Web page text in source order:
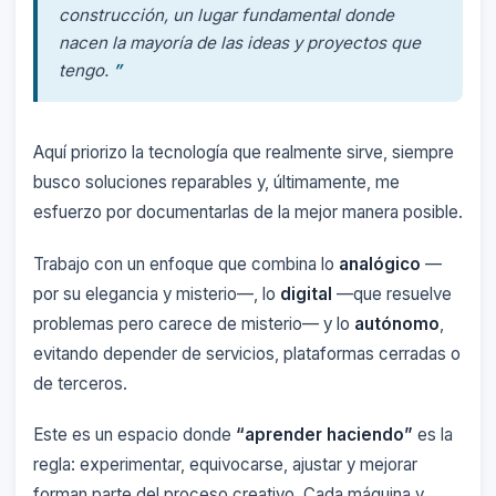
construcción, un lugar fundamental donde
nacen la mayoría de las ideas y proyectos que
tengo. ”
Aquí priorizo la tecnología que realmente sirve, siempre
busco soluciones reparables y, últimamente, me
esfuerzo por documentarlas de la mejor manera posible.
Trabajo con un enfoque que combina lo analógico —
por su elegancia y misterio—, lo digital —que resuelve
problemas pero carece de misterio— y lo autónomo
evitando depender de servicios, plataformas cerradas o
de terceros.
Este es un espacio donde “aprender haciendo” es la
regla: experimentar, equivocarse, ajustar y mejorar